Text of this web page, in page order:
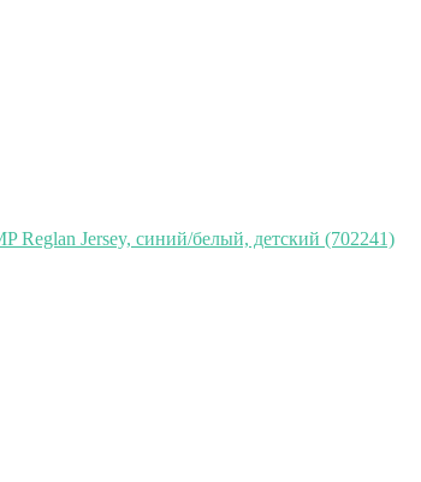
Reglan Jersey, синий/белый, детский (702241)